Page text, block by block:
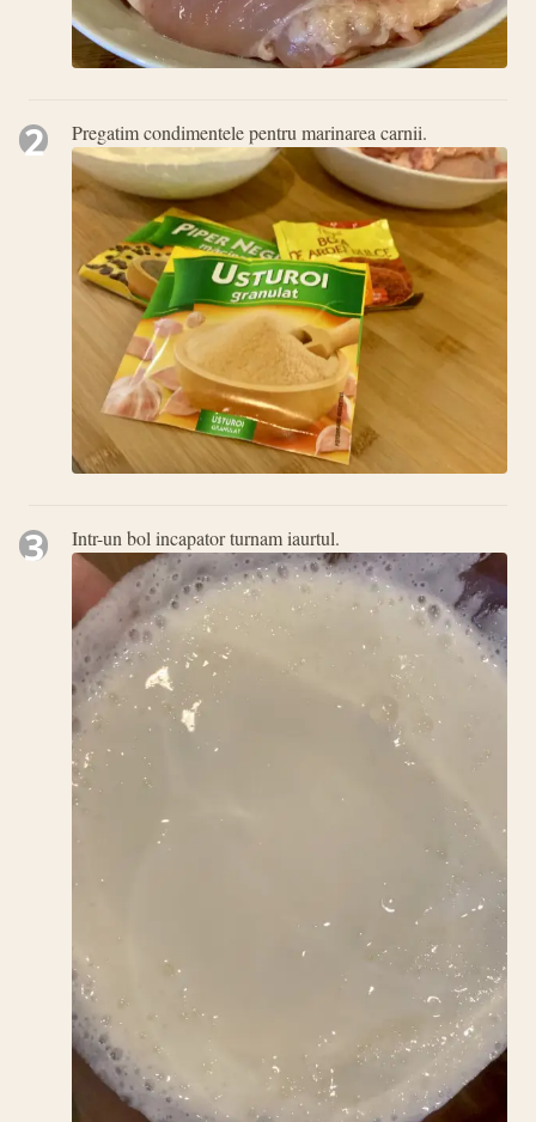
2 Pregatim condimentele pentru marinarea carnii.
3 Intr-un bol incapator turnam iaurtul.